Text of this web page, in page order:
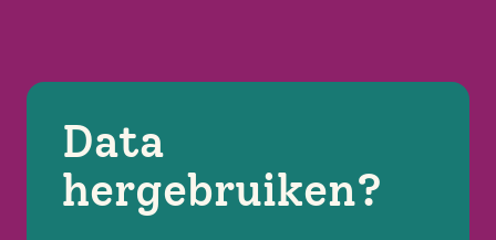
Data
hergebruiken?